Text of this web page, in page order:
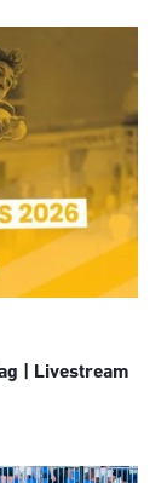
| Livestream